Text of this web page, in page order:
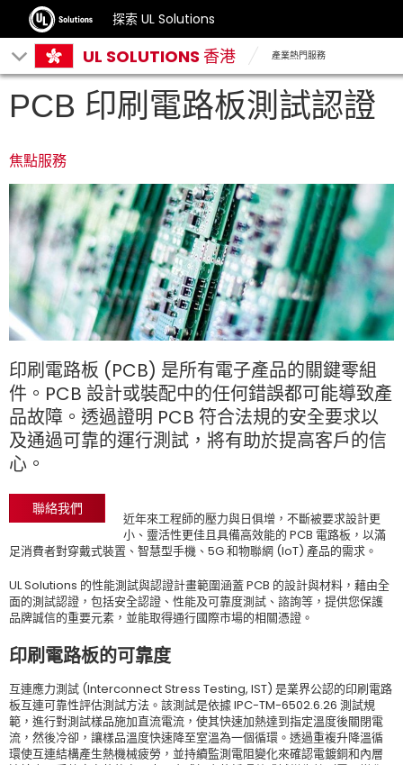
探索 UL Solutions
UL SOLUTIONS 香港 產業熱門服務
PCB 印刷電路板測試認證
焦點服務
印刷電路板 (PCB) 是所有電子產品的關鍵零組
件。PCB 設計或裝配中的任何錯誤都可能導致產
品故障。透過證明 PCB 符合法規的安全要求以
及通過可靠的運行測試，將有助於提高客戶的信
心。
聯絡我們
近年來工程師的壓力與日俱增，不斷被要求設計更
小、靈活性更佳且具備高效能的 PCB 電路板，以滿
足消費者對穿戴式裝置、智慧型手機、5G 和物聯網 (IoT) 產品的需求。
UL Solutions 的性能測試與認證計畫範圍涵蓋 PCB 的設計與材料，藉由全
面的測試認證，包括安全認證、性能及可靠度測試、諮詢等，提供您保護
品牌誠信的重要元素，並能取得通行國際市場的相關憑證。
印刷電路板的可靠度
互連應力測試 (Interconnect Stress Testing, IST) 是業界公認的印刷電路
板互連可靠性評估測試方法。該測試是依據IPC-TM-6502.6.26 測試規
範，進行對測試樣品施加直流電流，使其快速加熱達到指定溫度後關閉電
流，然後冷卻，讓樣品溫度快速降至室溫為一個循環。透過重複升降溫循
環使互連結構產生熱機械疲勞，並持續監測電阻變化來確認電鍍銅和內層